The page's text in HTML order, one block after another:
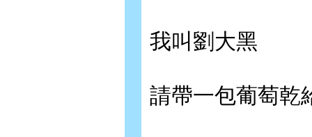
我叫劉大黑
請帶一包葡萄乾